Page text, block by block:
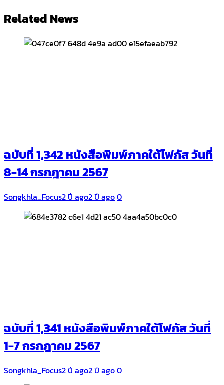
Related News
ฉบับที่ 1,342 หนังสือพิมพ์ภาคใต้โฟกัส วันที่
8-14 กรกฎาคม 2567
Songkhla_Focus2 ปี ago2 ปี ago0
ฉบับที่ 1,341 หนังสือพิมพ์ภาคใต้โฟกัส วันที่
1-7 กรกฎาคม 2567
Songkhla_Focus2 ปี ago2 ปี ago0